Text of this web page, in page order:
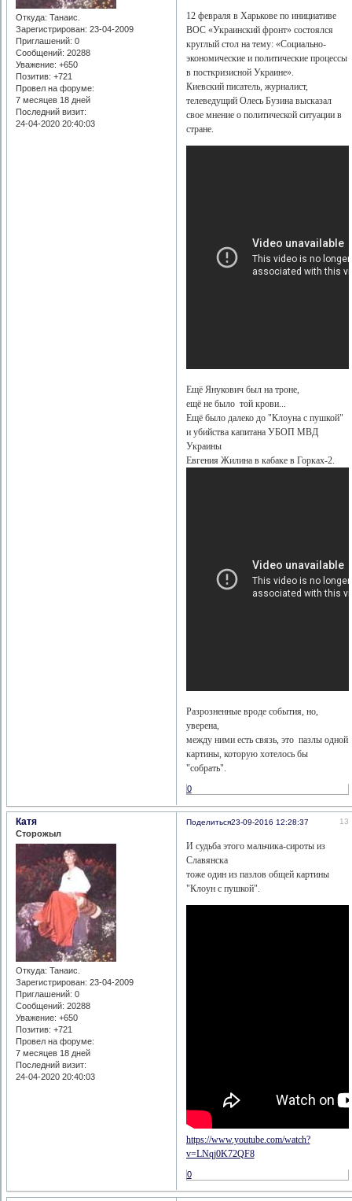
Откуда: Танаис.
Зарегистрирован: 23-04-2009
Приглашений: 0
Сообщений: 20288
Уважение: +650
Позитив: +721
Провел на форуме:
7 месяцев 18 дней
Последний визит:
24-04-2020 20:40:03
12 февраля в Харькове по инициативе
ВОС «Украинский фронт» состоялся
круглый стол на тему: «Социально-
экономические и политические процессы
в посткризисной Украине».
Киевский писатель, журналист,
телеведущий Олесь Бузина высказал
свое мнение о политической ситуации в
стране.
Ещё Янукович был на троне,
ещё не было той крови...
Ещё было далеко до "Клоуна с пушкой"
и убийства капитана УБОП МВД
Украины
Евгения Жилина в кабаке в Горках-2.
Разрозненные вроде события, но,
уверена,
между ними есть связь, это пазлы одной
картины, которую хотелось бы
"собрать".
0
Поделиться 13
23-09-2016 12:28:37
Катя
Сторожыл
Откуда: Танаис.
Зарегистрирован: 23-04-2009
Приглашений: 0
Сообщений: 20288
Уважение: +650
Позитив: +721
Провел на форуме:
7 месяцев 18 дней
Последний визит:
24-04-2020 20:40:03
И судьба этого мальчика-сироты из
Славянска
тоже один из пазлов общей картины
"Клоун с пушкой".
https://www.youtube.com/watch?
v=LNqj0K72QF8
0